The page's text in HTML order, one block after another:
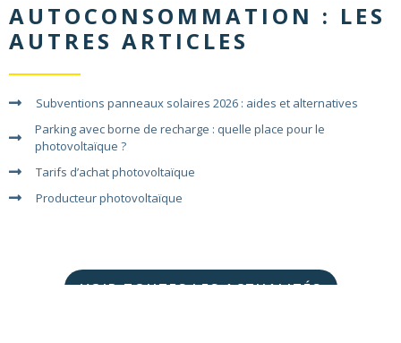
AUTOCONSOMMATION : LES
AUTRES ARTICLES
Subventions panneaux solaires 2026 : aides et alternatives
Parking avec borne de recharge : quelle place pour le
photovoltaïque ?
Tarifs d’achat photovoltaïque
Producteur photovoltaïque
VOIR TOUTES LES ACTUALITÉS